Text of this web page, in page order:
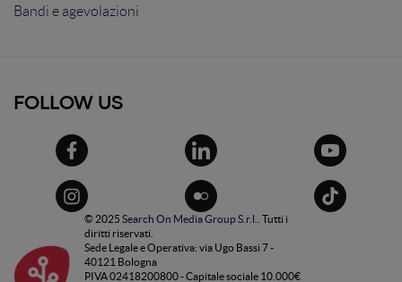
Bandi e agevolazioni
FOLLOW US
© 2025 Search On Media Group S.r.l.
. Tutti i
diritti riservati.
Sede Legale e Operativa: via Ugo Bassi 7 -
40121 Bologna
PIVA 02418200800 - Capitale sociale 10.000€